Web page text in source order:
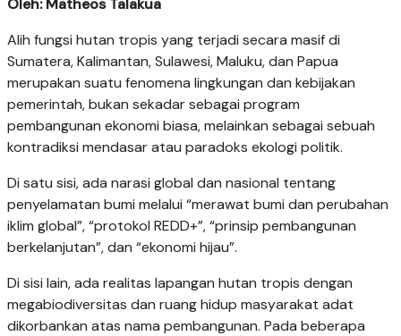
Oleh: Matheos Talakua
Alih fungsi hutan tropis yang terjadi secara masif di
Sumatera, Kalimantan, Sulawesi, Maluku, dan Papua
merupakan suatu fenomena lingkungan dan kebijakan
pemerintah, bukan sekadar sebagai program
pembangunan ekonomi biasa, melainkan sebagai sebuah
kontradiksi mendasar atau paradoks ekologi politik.
Di satu sisi, ada narasi global dan nasional tentang
penyelamatan bumi melalui “merawat bumi dan perubahan
iklim global”, “protokol REDD+”, “prinsip pembangunan
berkelanjutan”, dan “ekonomi hijau”.
Di sisi lain, ada realitas lapangan hutan tropis dengan
megabiodiversitas dan ruang hidup masyarakat adat
dikorbankan atas nama pembangunan. Pada beberapa